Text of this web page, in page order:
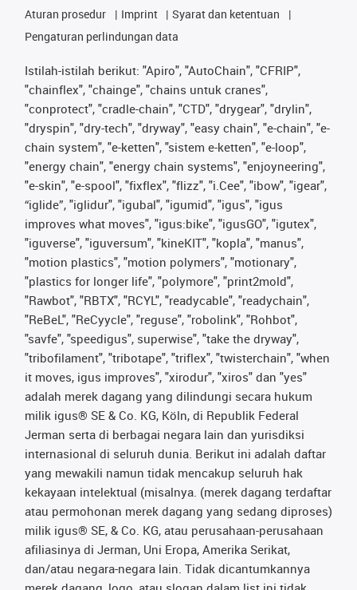
Aturan prosedur
Imprint
Syarat dan ketentuan
Pengaturan perlindungan data
Istilah-istilah berikut: "Apiro", "AutoChain", "CFRIP",
"chainflex", "chainge", "chains untuk cranes",
"conprotect", "cradle-chain", "CTD", "drygear", "drylin",
"dryspin", "dry-tech", "dryway", "easy chain", "e-chain", "e-
chain system", "e-ketten", "sistem e-ketten", "e-loop",
"energy chain", "energy chain systems", "enjoyneering",
"e-skin", "e-spool", "fixflex", "flizz", "i.Cee", "ibow", "igear",
“iglide”, "iglidur", "igubal", "igumid", "igus", "igus
improves what moves", "igus:bike", "igusGO", "igutex",
"iguverse", "iguversum", "kineKIT", "kopla", "manus",
"motion plastics", "motion polymers", "motionary",
"plastics for longer life", "polymore", "print2mold",
"Rawbot", "RBTX", "RCYL", "readycable", "readychain",
"ReBeL", "ReCyycle", "reguse", "robolink", "Rohbot",
"savfe", "speedigus", superwise", "take the dryway",
"tribofilament", "tribotape", "triflex", "twisterchain", "when
it moves, igus improves", "xirodur", "xiros" dan "yes"
adalah merek dagang yang dilindungi secara hukum
milik igus® SE & Co. KG, Köln, di Republik Federal
Jerman serta di berbagai negara lain dan yurisdiksi
internasional di seluruh dunia. Berikut ini adalah daftar
yang mewakili namun tidak mencakup seluruh hak
kekayaan intelektual (misalnya. (merek dagang terdaftar
atau permohonan merek dagang yang sedang diproses)
milik igus® SE, & Co. KG, atau perusahaan-perusahaan
afiliasinya di Jerman, Uni Eropa, Amerika Serikat,
dan/atau negara-negara lain. Tidak dicantumkannya